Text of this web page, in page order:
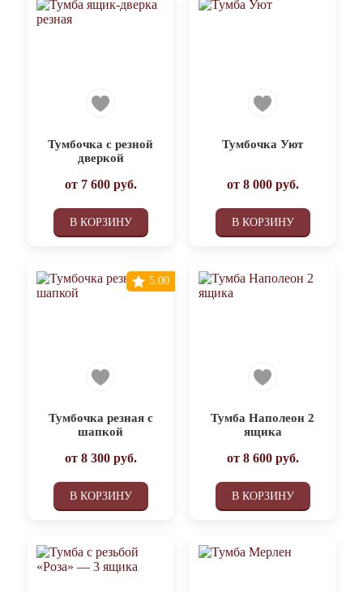
Тумбочка с резной
дверкой
от 7 600руб.
В КОРЗИНУ
Тумбочка Уют
от 8 000руб.
В КОРЗИНУ
Тумбочка резная с
шапкой
от 8 300руб.
В КОРЗИНУ
5.00
Тумба Наполеон 2
ящика
от 8 600руб.
В КОРЗИНУ